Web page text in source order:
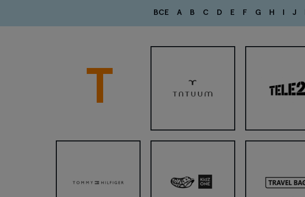
ВСЕ A B C D E F G H J
T